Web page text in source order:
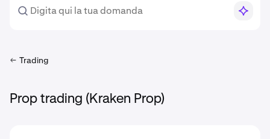
Trading
Prop trading (Kraken Prop)